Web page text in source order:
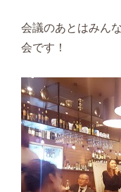
会議のあとはみん
会です！